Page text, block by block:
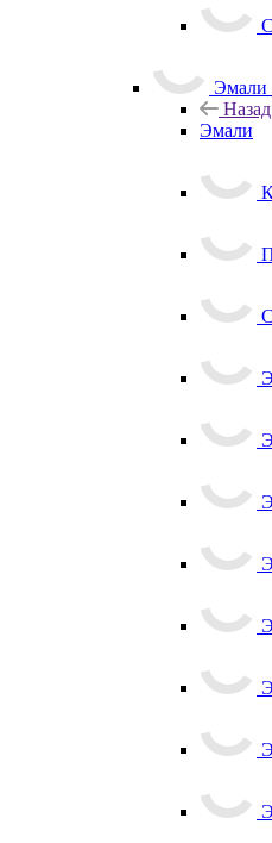
Эмали
Назад
Эмали